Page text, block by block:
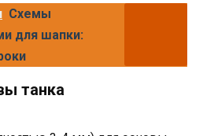
Схемы
для шапки:
танка